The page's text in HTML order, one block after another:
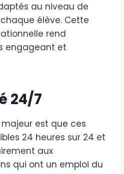
au niveau de
élève. Cette
rend
engageant et
24/7
est que ces
24 heures sur 24 et
aux
qui ont un emploi du